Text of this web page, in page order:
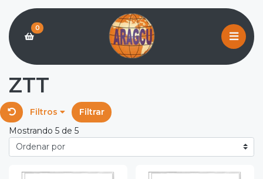
0
ZTT
Filtros
Filtrar
Mostrando 5 de 5